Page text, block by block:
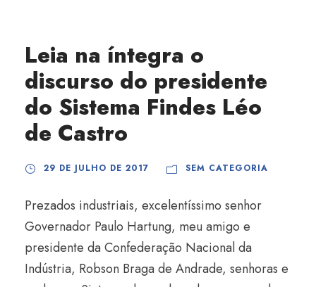
Leia na íntegra o
discurso do presidente
do Sistema Findes Léo
de Castro
29 DE JULHO DE 2017 SEM CATEGORIA
Prezados industriais, excelentíssimo senhor
Governador Paulo Hartung, meu amigo e
presidente da Confederação Nacional da
Indústria, Robson Braga de Andrade, senhoras e